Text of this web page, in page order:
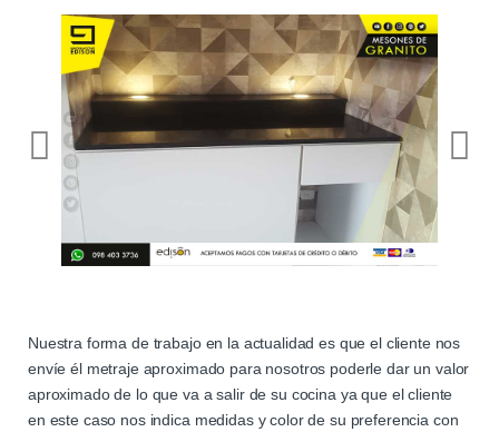
Nuestra forma de trabajo en la actualidad es que el cliente nos
envíe él metraje aproximado para nosotros poderle dar un valor
aproximado de lo que va a salir de su cocina ya que el cliente
en este caso nos indica medidas y color de su preferencia con